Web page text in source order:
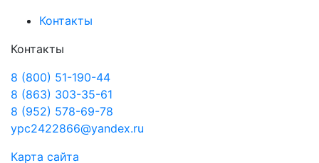
Контакты
Контакты
8 (800) 51-190-44
8 (863) 303-35-61
8 (952) 578-69-78
ypc2422866@yandex.ru
Карта сайта